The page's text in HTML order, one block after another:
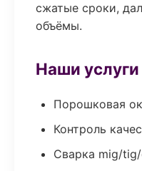
сжатые сроки,
объёмы.
Наши услуги
Порошковая
Контроль
Сварка mig/